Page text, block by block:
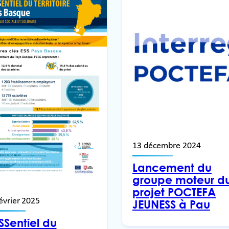
2025
du
13 décembre 2024
Lancement du
groupe moteur
projet POCTEFA
JEUNESS à Pau